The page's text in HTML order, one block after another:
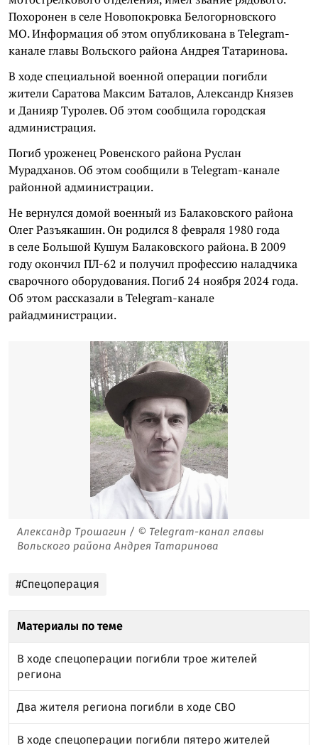
Похоронен в селе Новопокровка Белогорновского
МО. Информация об этом опубликована в Telegram-
канале главы Вольского района Андрея Татаринова.
В ходе специальной военной операции погибли
жители Саратова Максим Баталов, Александр Князев
и Данияр Туролев. Об этом сообщила городская
администрация.
Погиб уроженец Ровенского района Руслан
Мурадханов. Об этом сообщили в Telegram-канале
районной администрации.
Не вернулся домой военный из Балаковского района
Олег Разъякашин. Он родился 8 февраля 1980 года
в селе Большой Кушум Балаковского района. В 2009
году окончил ПЛ-62 и получил профессию наладчика
сварочного оборудования. Погиб 24 ноября 2024 года.
Об этом рассказали в Telegram-канале
райадминистрации.
Александр Трошагин / © Telegram-канал главы
Вольского района Андрея Татаринова
#Спецоперация
Материалы по теме
В ходе спецоперации погибли трое жителей
региона
Два жителя региона погибли в ходе СВО
В ходе спецоперации погибли пятеро жителей